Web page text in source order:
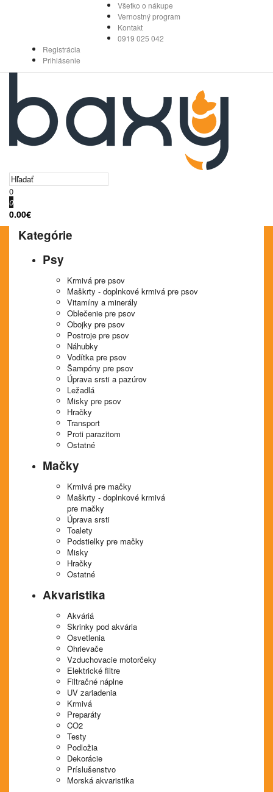
Všetko o nákupe
Vernostný program
Kontakt
0919 025 042
Registrácia
Prihlásenie
0
0
0.00€
Kategórie
Psy
Krmivá pre psov
Maškrty - doplnkové krmivá pre psov
Vitamíny a minerály
Oblečenie pre psov
Obojky pre psov
Postroje pre psov
Náhubky
Vodítka pre psov
Šampóny pre psov
Úprava srsti a pazúrov
Ležadlá
Misky pre psov
Hračky
Transport
Proti parazitom
Ostatné
Mačky
Krmivá pre mačky
Maškrty - doplnkové krmivá
pre mačky
Úprava srsti
Toalety
Podstielky pre mačky
Misky
Hračky
Ostatné
Akvaristika
Akváriá
Skrinky pod akvária
Osvetlenia
Ohrievače
Vzduchovacie motorčeky
Elektrické filtre
Filtračné náplne
UV zariadenia
Krmivá
Preparáty
CO2
Testy
Podložia
Dekorácie
Príslušenstvo
Morská akvaristika